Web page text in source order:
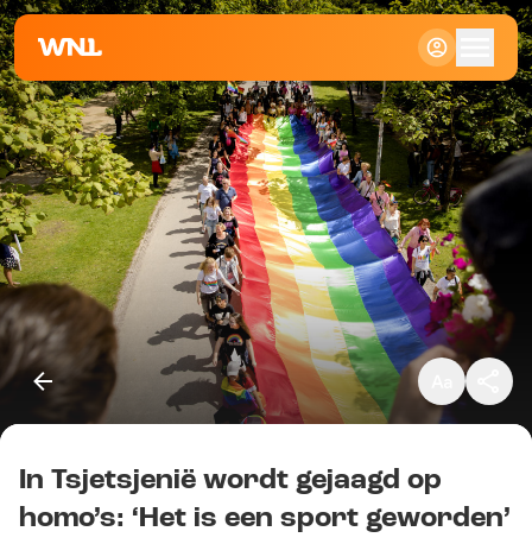
Klein
Standaard
Groot
Kopieer link
In Tsjetsjenië wordt gejaagd op
homo’s: ‘Het is een sport geworden’